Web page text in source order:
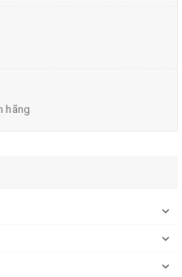
điểm nổi bậc và lợi ích
thi công thấp, không
trong của xế cưng.
và đã có nhiều
hãng